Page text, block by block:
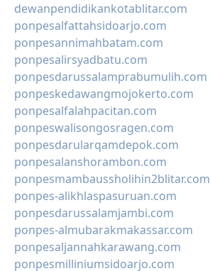
dewanpendidikankotablitar.com
ponpesalfattahsidoarjo.com
ponpesannimahbatam.com
ponpesalirsyadbatu.com
ponpesdarussalamprabumulih.com
ponpeskedawangmojokerto.com
ponpesalfalahpacitan.com
ponpeswalisongosragen.com
ponpesdarularqamdepok.com
ponpesalanshorambon.com
ponpesmambaussholihin2blitar.com
ponpes-alikhlaspasuruan.com
ponpesdarussalamjambi.com
ponpes-almubarakmakassar.com
ponpesaljannahkarawang.com
ponpesmilliniumsidoarjo.com